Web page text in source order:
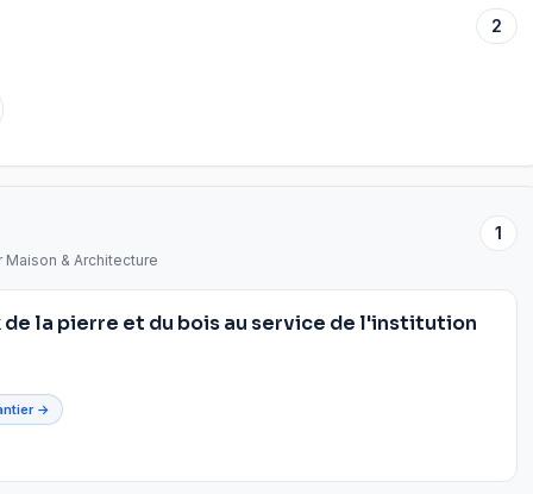
2
& Architecture
1
de la pierre et du bois au service de l'institution
→